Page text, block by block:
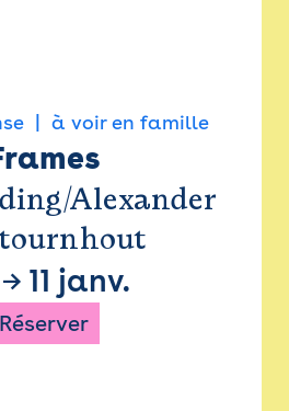
à voir en famille
Alexander
→ 11 janv.
Réserver